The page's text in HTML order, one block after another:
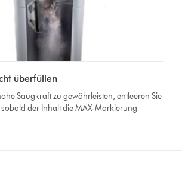
überfüllen
Saugkraft zu gewährleisten, entleeren Sie
der Inhalt die MAX-Markierung